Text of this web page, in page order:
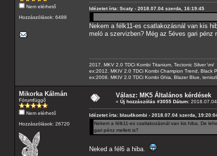
Nem elérhető
Hozzászólások: 6488
Idézetet írta: Scaty - 2018.07.04 szerda, 16:19:45
Nekem a félk11-es csatlakozásnál van kis
meló a szervizben? Még az 5éves gari pénz
2017. MKV 2.0 TDCi Kombi Titanium, Tectonic Silver \m/
ex:2012. MKIV 2.0 TDCi Kombi Champion Trend, Black
ex:2008. MKIV 2.0 TDCi Kombi Ghia, Blazer Blue,
Mikorka Kálmán
Fórumfüggő
Nem elérhető
Hozzászólások: 26720
Válasz: MK5 Általános kérdések
« Új hozzászólás #3055 Dátum:
Idézetet írta: blau4kombi - 2018.07.04 szerda,
Nekem a félk11-es csatlakozásnál van kis hiba. De
gari pénz mellett is?
Neked a fél6 a hiba.